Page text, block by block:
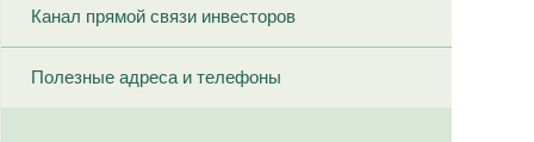
Канал прямой связи инвесторов
Полезные адреса и телефоны